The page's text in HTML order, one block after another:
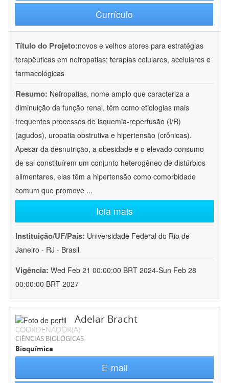
Currículo
Título do Projeto:novos e velhos atores para estratégias
terapêuticas em nefropatias: terapias celulares, acelulares e
farmacológicas
Resumo: Nefropatias, nome amplo que caracteriza a
diminuição da função renal, têm como etiologias mais
frequentes processos de isquemia-reperfusão (I/R)
(agudos), uropatia obstrutiva e hipertensão (crônicas).
Apesar da desnutrição, a obesidade e o elevado consumo
de sal constituírem um conjunto heterogêneo de distúrbios
alimentares, elas têm a hipertensão como comorbidade
comum que promove ...
leia mais
Instituição/UF/País: Universidade Federal do Rio de
Janeiro - RJ - Brasil
Vigência: Wed Feb 21 00:00:00 BRT 2024-Sun Feb 28
00:00:00 BRT 2027
Adelar Bracht
COORDENADOR(A)
CIÊNCIAS BIOLÓGICAS
Bioquímica
E-mail